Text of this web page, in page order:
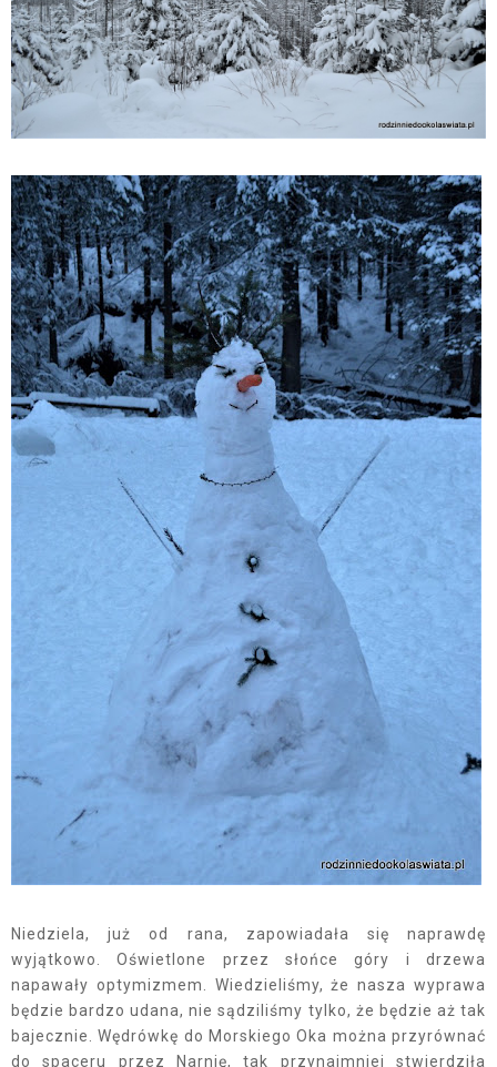
Niedziela, już od rana, zapowiadała się naprawdę
wyjątkowo. Oświetlone przez słońce góry i drzewa
napawały optymizmem. Wiedzieliśmy, że nasza wyprawa
będzie bardzo udana, nie sądziliśmy tylko, że będzie aż tak
bajecznie. Wędrówkę do Morskiego Oka można przyrównać
do spaceru przez Narnię, tak przynajmniej stwierdziła